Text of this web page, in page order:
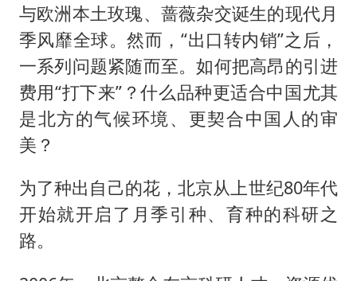
与欧洲本土玫瑰、蔷薇杂交诞生的现代月
季风靡全球。然而，“出口转内销”之后，
一系列问题紧随而至。如何把高昂的引进
费用“打下来”？什么品种更适合中国尤其
是北方的气候环境、更契合中国人的审
美？
为了种出自己的花，北京从上世纪80年代
开始就开启了月季引种、育种的科研之
路。